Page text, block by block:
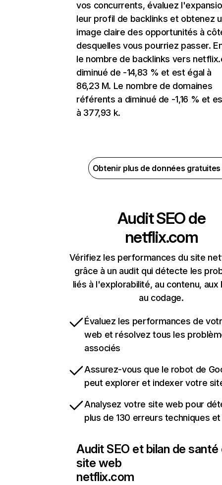
vos concurrents, évaluez
leur profil de backlinks et obtenez
image claire des opportunités à
desquelles vous pourriez passer.
le nombre de backlinks vers
diminué de -14,83 % et est égal à
86,23 M. Le nombre de domaines
référents a diminué de -1,16 % et
à 377,93 k.
Obtenir plus de données
Audit SEO de
netflix.com
Vérifiez les performances du site
grâce à un audit qui détecte les
liés à l'explorabilité, au contenu, aux
au codage.
Évaluez les performances de
web et résolvez tous les
associés
Assurez-vous que le robot de
peut explorer et indexer votre
Analysez votre site web pour
plus de 130 erreurs techniques et
Audit SEO et bilan de santé
site web
netflix.com